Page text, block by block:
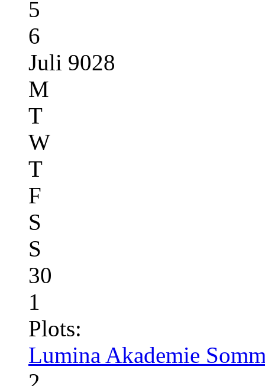
5
6
Juli 9028
M
T
W
T
F
S
S
30
1
Plots:
Lumina Akademie